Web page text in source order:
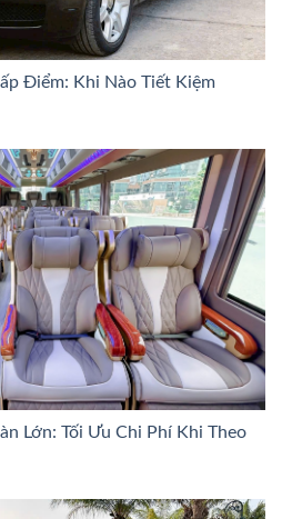
Điểm: Khi Nào Tiết Kiệm
Lớn: Tối Ưu Chi Phí Khi Theo